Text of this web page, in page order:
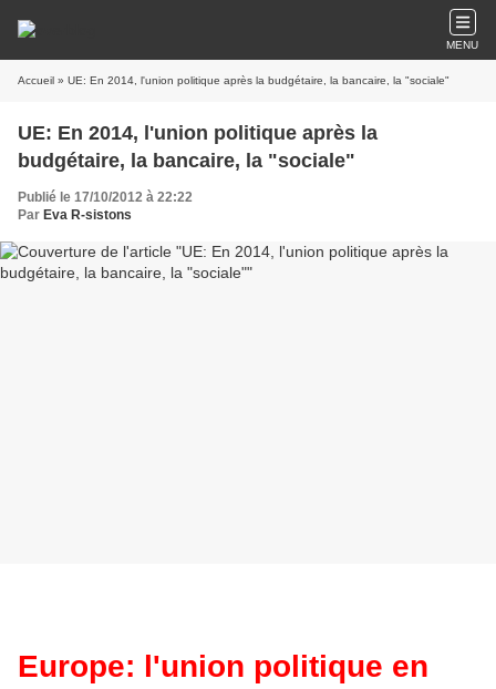
MENU
Accueil » UE: En 2014, l'union politique après la budgétaire, la bancaire, la "sociale"
UE: En 2014, l'union politique après la
budgétaire, la bancaire, la "sociale"
Publié le 17/10/2012 à 22:22
Par Eva R-sistons
Europe: l'union politique en